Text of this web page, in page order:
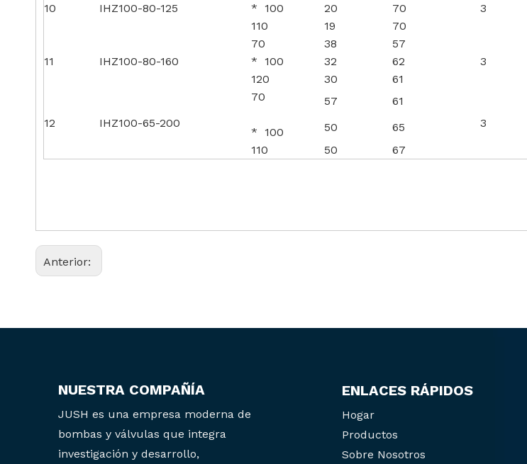
10 IHZ100-80-125
3
* 100 20
70
110
19 70
11 IHZ100-80-160
70 38
57
3
* 100 32
62
120
30 61
12 IHZ100-65-200
70
* 100
57
61
3
50
65
110
50 67
Anterior:
NUESTRA COMPAÑÍA
JUSH es una empresa moderna de
bombas y válvulas que integra
investigación y desarrollo,
ENLACES RÁPIDOS
Hogar
Productos
Sobre Nosotros